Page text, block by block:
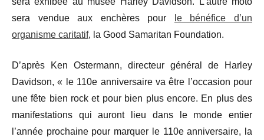
sera vendue aux enchères pour
le bénéfice d’un
organisme caritatif, la Good Samaritan Foundation.
D’après Ken Ostermann, directeur général de Harley
Davidson, « le 110e anniversaire va être l’occasion pour
une fête bien rock et pour bien plus encore. En plus des
manifestations qui auront lieu dans le monde entier
l’année prochaine pour marquer le 110e anniversaire, la